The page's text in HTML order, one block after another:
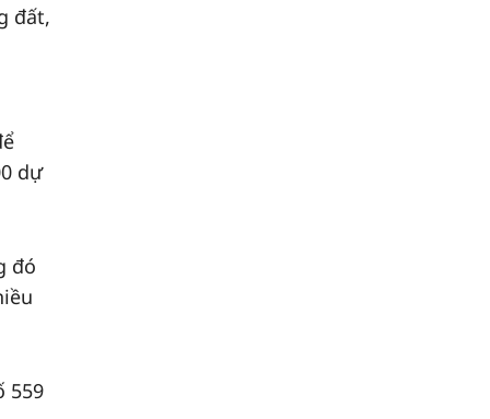
đất,
dự
đó
559